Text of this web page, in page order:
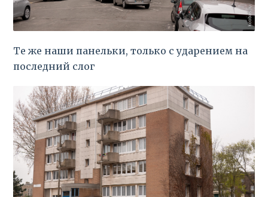
Те же наши панельки, только с ударением на
последний слог